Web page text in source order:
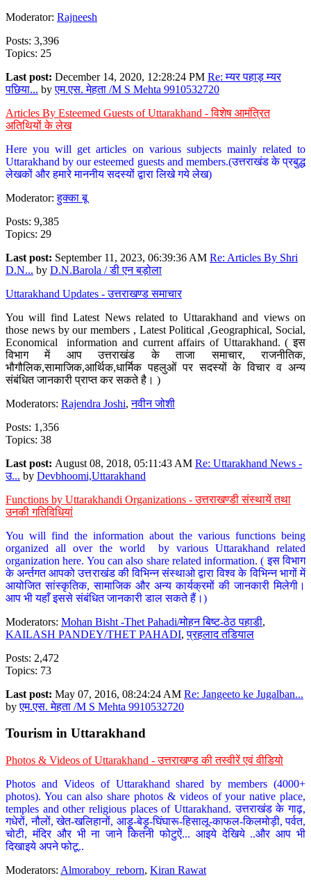
Moderator: Rajneesh
Posts: 3,396
Topics: 25
Last post: December 14, 2020, 12:28:24 PM Re: म्यर पहाड़ म्यर
पछिया... byएम.एस. मेहता /M S Mehta 9910532720
Articles By Esteemed Guests of Uttarakhand - विशेष आमंत्रित
अतिथियों के लेख
Here you will get articles on various subjects mainly related to
Uttarakhand by our esteemed guests and members.(उत्तराखंड के प्रबुद्ध
लेखकों और हमारे माननीय सदस्यों द्वारा लिखे गये लेख)
Moderator:हुक्का बू
Posts: 9,385
Topics: 29
Last post: September 11, 2023, 06:39:36 AM Re: Articles By Shri
D.N... by D.N.Barola / डी एन बड़ोला
Uttarakhand Updates - उत्तराखण्ड समाचार
You will find Latest News related to Uttarakhand and views on
those news by our members , Latest Political ,Geographical, Social,
Economical information and current affairs of Uttarakhand. ( इस
विभाग में आप उत्तराखंड के ताजा समाचार, राजनीतिक,
भौगौलिक,सामाजिक,आर्थिक,धार्मिक पहलुओं पर सदस्यों के विचार व अन्य
संबंधित जानकारी प्राप्त कर सकते है। )
Moderators: Rajendra Joshi,नवीन जोशी
Posts: 1,356
Topics: 38
Last post: August 08, 2018, 05:11:43 AM Re: Uttarakhand News -
उ... by Devbhoomi,Uttarakhand
Functions by Uttarakhandi Organizations - उत्तराखण्डी संस्थायें तथा
उनकी गतिविधियां
You will find the information about the various functions being
organized all over the world by various Uttarakhand related
organization here. You can also share related information. ( इस विभाग
के अर्न्तगत आपको उत्तराखंड की विभिन्न संस्थाओ द्वारा विश्व के विभिन्न भागों में
आयोजित सांस्कृतिक, सामाजिक और अन्य कार्यक्रमों की जानकारी मिलेगी।
आप भी यहाँ इससे संबंधित जानकारी डाल सकते हैं।)
Moderators: Mohan Bisht -Thet Pahadi/मोहन बिष्ट-ठेठ पहाडी,
KAILASH PANDEY/THET PAHADI,प्रहलाद तडियाल
Posts: 2,472
Topics: 73
Last post: May 07, 2016, 08:24:24 AM Re: Jangeeto ke Jugalban...
byएम.एस. मेहता /M S Mehta 9910532720
Tourism in Uttarakhand
Photos & Videos of Uttarakhand - उत्तराखण्ड की तस्वीरें एवं वीडियो
Photos and Videos of Uttarakhand shared by members (4000+
photos). You can also share photos & videos of your native place,
temples and other religious places of Uttarakhand. उत्तराखंड के गाढ़,
गधेरों, नौलों, खेत-खलिहानों, आड़ू-बेड़ू-घिंघारू-हिसालू-काफल-किलमोड़ी, पर्वत,
चोटी, मंदिर और भी ना जाने कितनी फोटुऐं... आइये देखिये ..और आप भी
दिखाइये अपने फोटू..
Moderators: Almoraboy_reborn, Kiran Rawat